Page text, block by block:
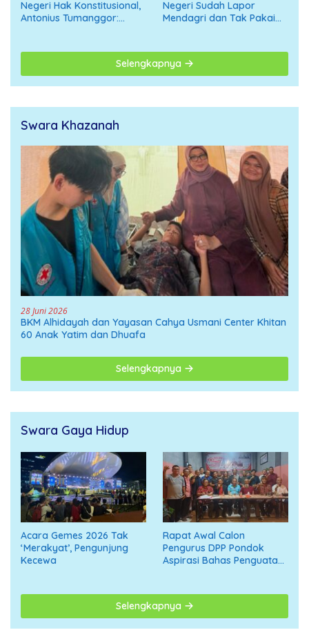
Negeri Hak Konstitusional,
Antonius Tumanggor:
Negeri Sudah Lapor
Mendagri dan Tak Pakai
Selengkapnya
Swara Khazanah
28 Juni 2026
BKM Alhidayah dan Yayasan Cahya Usmani Center Khitan
60 Anak Yatim dan Dhuafa
Selengkapnya
Swara Gaya Hidup
Acara Gemes 2026 Tak
‘Merakyat’, Pengunjung
Kecewa
Rapat Awal Calon
Pengurus DPP Pondok
Aspirasi Bahas Penguatan
Selengkapnya